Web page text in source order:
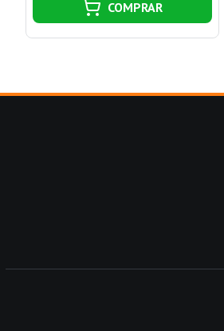
COMPRAR